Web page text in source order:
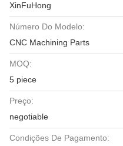
XinFuHong
Número Do Modelo:
CNC Machining Parts
MOQ:
5 piece
Preço:
negotiable
Condições De Pagamento: